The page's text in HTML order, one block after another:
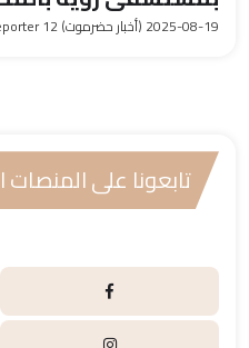
2025-08-19 (أخبار حضرموت) Reporter 12
تابعونا على المنصات